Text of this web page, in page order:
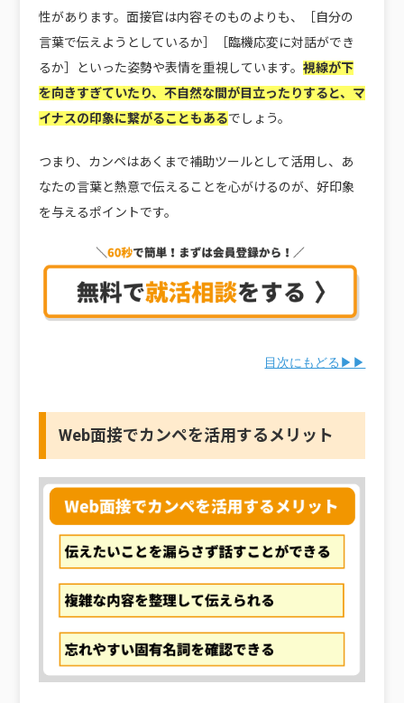
性があります。面接官は内容そのものよりも、［自分の
言葉で伝えようとしているか］［臨機応変に対話ができ
るか］といった姿勢や表情を重視しています。 視線が下
を向きすぎていたり、不自然な間が目立ったりすると、マ
イナスの印象に繋がることもあるでしょう。
つまり、カンペはあくまで補助ツールとして活用し、あ
なたの言葉と熱意で伝えることを心がけるのが、好印象
を与えるポイントです。
目次にもどる▶▶
Web面接でカンペを活用するメリット